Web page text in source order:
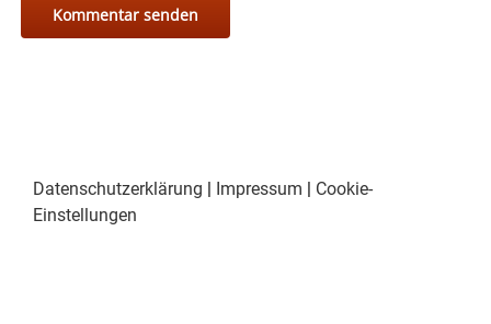
Datenschutzerklärung Impressum
Cookie-
Einstellungen